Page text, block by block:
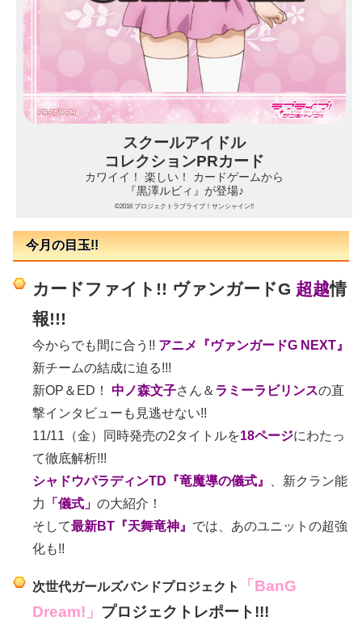
スクールアイドル
コレクションPRカード
カワイイ！ 楽しい！ カードゲームから
『黒澤ルビィ』が登場♪
©2016 プロジェクトラブライブ！サンシャイン!!
今月の目玉!!
カードファイト!! ヴァンガードG 超越情
報!!!
今からでも間に合う!! アニメ『ヴァンガードG NEXT』
新チームの結成に迫る!!!
新OP＆ED！ 中ノ森文子さん＆ ラミーラビリンスの直
撃インタビューも見逃せない!!
11/11（金）同時発売の2タイトルを18ページにわたっ
て徹底解析!!!
シャドウパラディンTD 『竜魔導の儀式』
、新クラン能
力
「儀式」 の大紹介！
そして最新BT『天舞竜神』 では、あのユニットの超強
化も!!
次世代ガールズバンドプロジェクト
「BanG
Dream!」 プロジェクトレポート!!!